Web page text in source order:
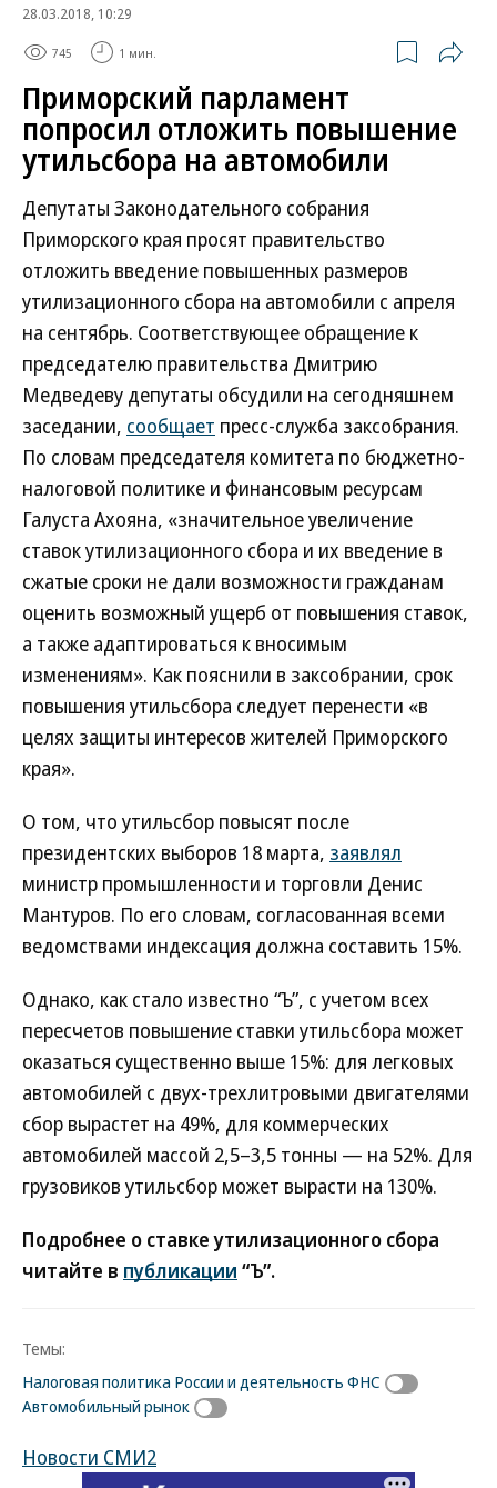
28.03.2018, 10:29
745 1 мин.
Приморский парламент
попросил отложить повышение
утильсбора на автомобили
Депутаты Законодательного собрания
Приморского края просят правительство
отложить введение повышенных размеров
утилизационного сбора на автомобили с апреля
на сентябрь. Соответствующее обращение к
председателю правительства Дмитрию
Медведеву депутаты обсудили на сегодняшнем
заседании, сообщает пресс-служба заксобрания.
По словам председателя комитета по бюджетно-
налоговой политике и финансовым ресурсам
Галуста Ахояна, «значительное увеличение
ставок утилизационного сбора и их введение в
сжатые сроки не дали возможности гражданам
оценить возможный ущерб от повышения ставок,
а также адаптироваться к вносимым
изменениям». Как пояснили в заксобрании, срок
повышения утильсбора следует перенести «в
целях защиты интересов жителей Приморского
края».
О том, что утильсбор повысят после
президентских выборов 18 марта, заявлял
министр промышленности и торговли Денис
Мантуров. По его словам, согласованная всеми
ведомствами индексация должна составить 15%.
Однако, как стало известно “Ъ”, с учетом всех
пересчетов повышение ставки утильсбора может
оказаться существенно выше 15%: для легковых
автомобилей с двух-трехлитровыми двигателями
сбор вырастет на 49%, для коммерческих
автомобилей массой 2,5–3,5 тонны — на 52%. Для
грузовиков утильсбор может вырасти на 130%.
Подробнее о ставке утилизационного сбора
читайте в публикации “Ъ”.
Темы:
Налоговая политика России и деятельность ФНС
Автомобильный рынок
Новости СМИ2